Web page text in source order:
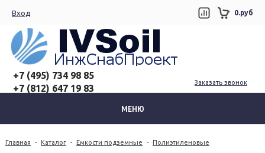
Вход 0.руб
+7 (495) 734 98 85
+7 (812) 647 19 83
Заказать звонок
МЕНЮ
Главная - Каталог - Емкости подземные - Полиэтиленовые